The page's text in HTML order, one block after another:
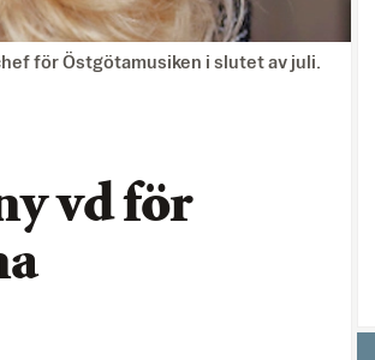
för Östgötamusiken i slutet av juli.
vd för